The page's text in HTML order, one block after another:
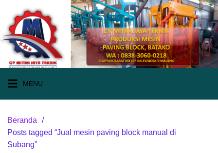
konten
MENU
Beranda
Posts tagged “Jual mesin paving block manual di
Subang”